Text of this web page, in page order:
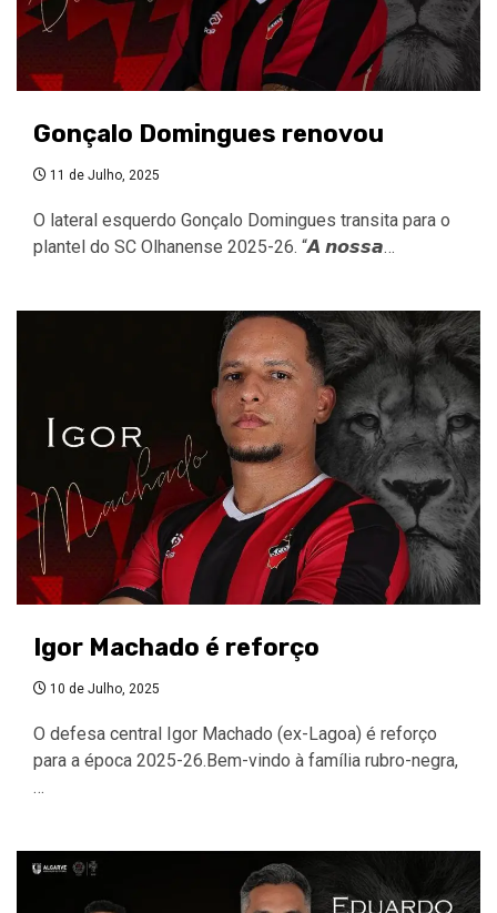
Gonçalo Domingues renovou
11 de Julho, 2025
O lateral esquerdo Gonçalo Domingues transita para o
plantel do SC Olhanense 2025-26. “𝘼 𝙣𝙤𝙨𝙨𝙖…
Igor Machado é reforço
10 de Julho, 2025
O defesa central Igor Machado (ex-Lagoa) é reforço
para a época 2025-26.Bem-vindo à família rubro-negra,
…